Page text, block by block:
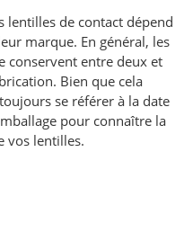
lentilles de contact dépend
marque. En général, les
conservent entre deux et
Bien que cela
se référer à la date
pour connaître la
vos lentilles.